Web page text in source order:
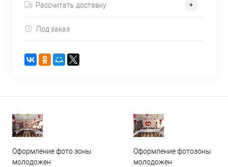
Рассчитать доставку
Под заказ
Оформление фото зоны
молодожен
Оформление фотозоны
молодожен